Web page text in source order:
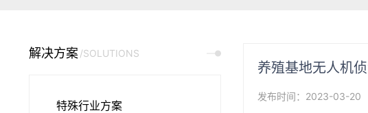
解决方案 /SOLUTIONS
特殊行业方案
养殖基地无人机
发布时间：2023-03-20